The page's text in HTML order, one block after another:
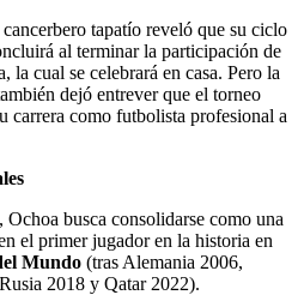
tapatío reveló que su ciclo
al terminar la participación de
la cual se celebrará en casa. Pero la
dejó entrever que el torneo
carrera como futbolista profesional a
busca consolidarse como una
el primer jugador en la historia en
Mundo (tras Alemania 2006,
2018 y Qatar 2022).